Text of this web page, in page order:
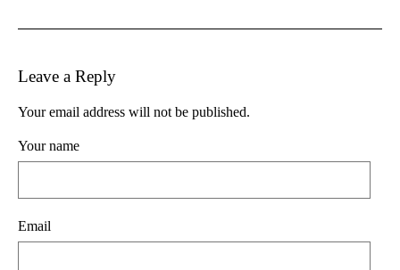
Leave a Reply
Your email address will not be published.
Your name
Email